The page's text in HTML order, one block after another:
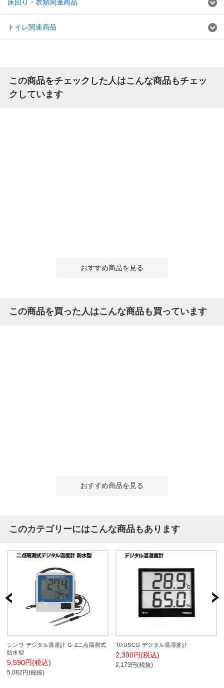
床回り・衣類関連商品
トイレ関連商品
この商品をチェックした人はこんな商品もチェッ
クしています
おすすめ商品を見る
この商品を買った人はこんな商品も買っています
おすすめ商品を見る
このカテゴリーにはこんな商品もあります
シンワ デジタル温度計 G-2二点隔測式
防水型
5,590円(税込)
5,082円(税抜)
TRUSCO デジタル温湿度計
2,390円(税込)
2,173円(税抜)